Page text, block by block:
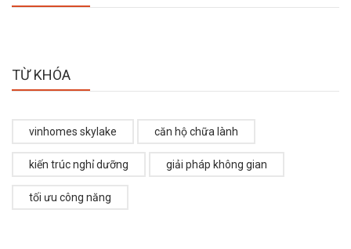
TỪ KHÓA
vinhomes skylake căn hộ chữa lành
kiến trúc nghỉ dưỡng giải pháp không gian
tối ưu công năng